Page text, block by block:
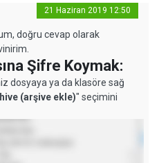
21 Haziran 2019 12:50
doğru cevap olarak
Şifre Koymak:
dosyaya ya da klasöre sağ
(arşive ekle)" seçimini